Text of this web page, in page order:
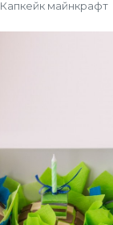
Капкейк майнкрафт